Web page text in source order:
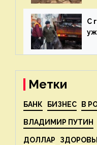
С
—
Метки
БАНК БИЗНЕС В
ВЛАДИМИР ПУТИН
ДОЛЛАР